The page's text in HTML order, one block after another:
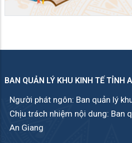
BAN QUẢN LÝ KHU KINH TẾ TỈNH
Người phát ngôn: Ban quản lý
Chịu trách nhiệm nội dung: Ban
An Giang